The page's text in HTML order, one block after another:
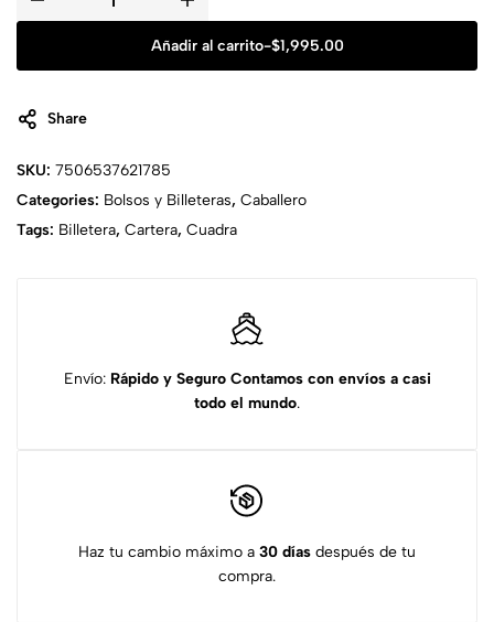
Añadir al carrito-$1,995.00
Share
SKU: 7506537621785
Categories: Bolsos y Billeteras, Caballero
Tags: Billetera, Cartera, Cuadra
Envío: Rápido y Seguro Contamos con envíos a casi
todo el mundo.
Haz tu cambio máximo a 30 días después de tu
compra.